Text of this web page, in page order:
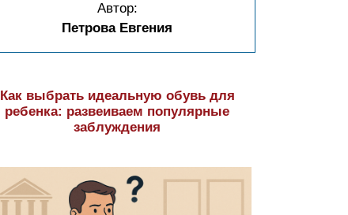
Автор:
Петрова Евгения
Как выбрать идеальную обувь для
ребенка: развеиваем популярные
заблуждения